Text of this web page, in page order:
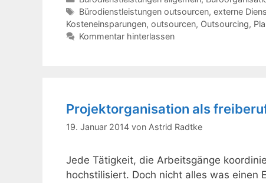
Schlagwörter
Bürodienstleistungen outsourcen, externe
Kosteneinsparungen, outsourcen, Outsourcing,
Kommentar hinterlassen
Projektorganisation als
19. Januar 2014 von Astrid Radtke
Jede Tätigkeit, die Arbeitsgänge
hochstilisiert. Doch nicht alles was einen